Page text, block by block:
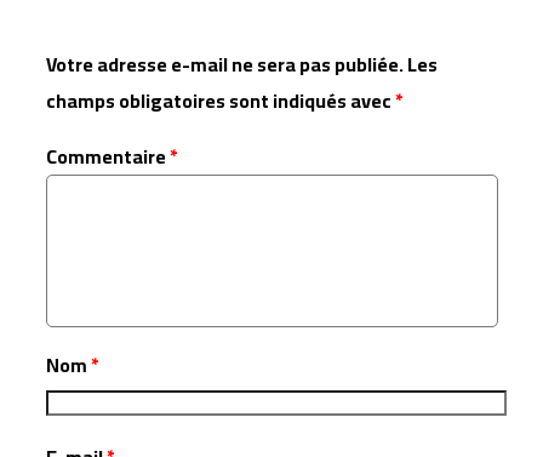
Votre adresse e-mail ne sera pas publiée.Les
champs obligatoires sont indiqués avec*
Commentaire*
Nom*